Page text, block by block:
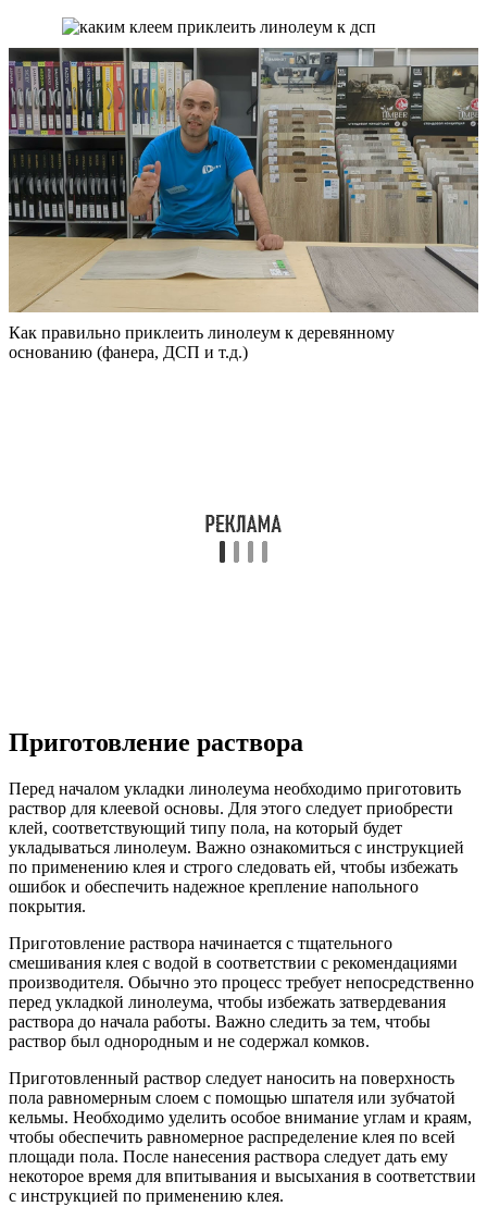
Как правильно приклеить линолеум к деревянному
основанию (фанера, ДСП и т.д.)
Приготовление раствора
Перед началом укладки линолеума необходимо приготовить
раствор для клеевой основы. Для этого следует приобрести
клей, соответствующий типу пола, на который будет
укладываться линолеум. Важно ознакомиться с инструкцией
по применению клея и строго следовать ей, чтобы избежать
ошибок и обеспечить надежное крепление напольного
покрытия.
Приготовление раствора начинается с тщательного
смешивания клея с водой в соответствии с рекомендациями
производителя. Обычно это процесс требует непосредственно
перед укладкой линолеума, чтобы избежать затвердевания
раствора до начала работы. Важно следить за тем, чтобы
раствор был однородным и не содержал комков.
Приготовленный раствор следует наносить на поверхность
пола равномерным слоем с помощью шпателя или зубчатой
кельмы. Необходимо уделить особое внимание углам и краям,
чтобы обеспечить равномерное распределение клея по всей
площади пола. После нанесения раствора следует дать ему
некоторое время для впитывания и высыхания в соответствии
с инструкцией по применению клея.